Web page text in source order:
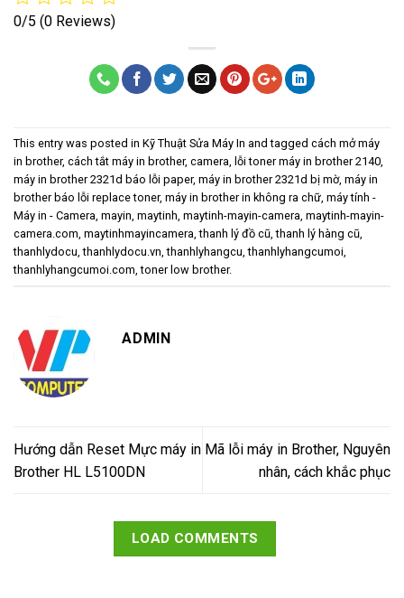
0/5 (0 Reviews)
This entry was posted in Kỹ Thuật Sửa Máy In and tagged cách mở máy
in brother, cách tắt máy in brother, camera lỗi toner máy in brother 2140
máy in brother 2321d báo lỗi paper, máy in brother 2321d bị mờ, máy in
brother báo lỗi replace toner, máy in brother in không ra chữ máy tính -
Máy in - Camera mayin maytinh maytinh-mayin-camera maytinh-mayin-
camera.com maytinhmayincamera ,thanh lý đồ cũ ,thanh lý hàng cũ
thanhlydocu ,thanhlydocu.vn ,thanhlyhangcu ,thanhlyhangcumoi
thanhlyhangcumoi.com ,toner low brother.
ADMIN
Hướng dẫn Reset Mực máy in
Brother HL L5100DN
Mã lỗi máy in Brother, Nguyên
nhân, cách khắc phục
LOAD COMMENTS